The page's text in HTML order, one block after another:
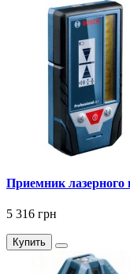
Приемник лазерного
5 316 грн
Купить